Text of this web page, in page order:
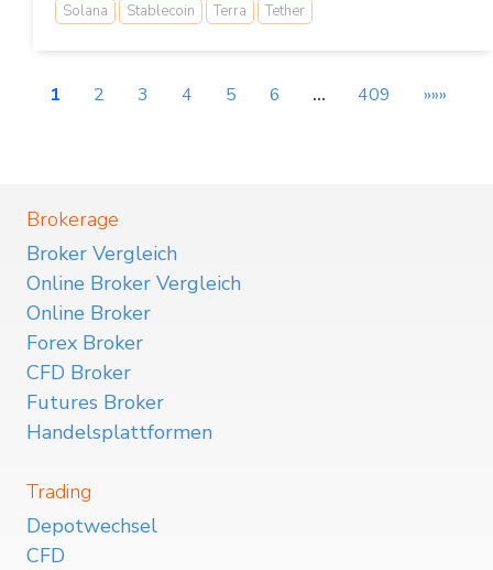
Solana
Stablecoin Terra Tether
1 2 3 4 5 6 … 409 »»»
Brokerage
Broker Vergleich
Online Broker Vergleich
Online Broker
Forex Broker
CFD Broker
Futures Broker
Handelsplattformen
Trading
Depotwechsel
CFD